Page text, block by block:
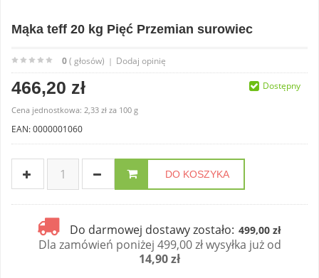
Mąka teff 20 kg Pięć Przemian surowiec
0( głosów) | Dodaj opinię
466,20 zł
Cena jednostkowa: 2,33 zł za 100 g
EAN: 0000001060
DO KOSZYKA
Do darmowej dostawy zostało: 499,00 zł
Dla zamówień poniżej 499,00 zł wysyłka już od
14,90 zł
Dostępny